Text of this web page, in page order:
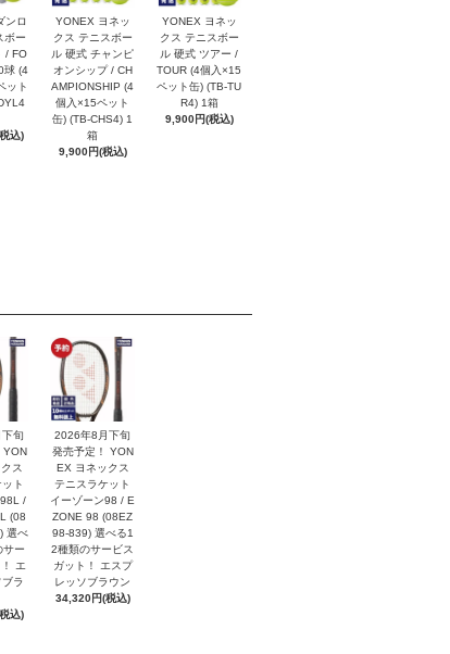
ンロ
ボー
/ FO
球 (4
ット
込)
YONEX ヨネッ
クス テニスボー
ル 硬式 チャンピ
オンシップ / CH
AMPIONSHIP (4
個入×15ペット
缶) (TB-CHS4) 1
箱
9,900円(税込)
YONEX ヨネッ
クス テニスボー
ル 硬式 ツアー /
TOUR (4個入×15
ペット缶) (TB-TU
R4) 1箱
9,900円(税込)
旬
YON
ス
ト
/
(08
選べ
サー
エ
ラ
込)
2026年8月下旬
発売予定！ YON
EX ヨネックス
テニスラケット
イーゾーン98 / E
ZONE 98 (08EZ
98-839) 選べる1
2種類のサービス
ガット！ エスプ
レッソブラウン
34,320円(税込)